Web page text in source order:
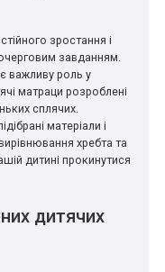
зростання і
завданням.
важливу роль у
матраци розроблені
сплячих.
матеріали і
хребта та
дитині прокинутися
дитячих